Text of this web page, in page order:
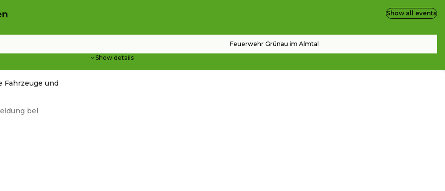
Feuerwehr Grünau im Almtal
Show details
Show all events
Fahrzeuge und
bei